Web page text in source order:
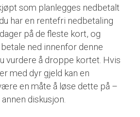
som planlegges nedbetalt
har en rentefri nedbetaling
på de fleste kort, og
ned innenfor denne
vurdere å droppe kortet. Hvis
med dyr gjeld kan en
en måte å løse dette på –
diskusjon.